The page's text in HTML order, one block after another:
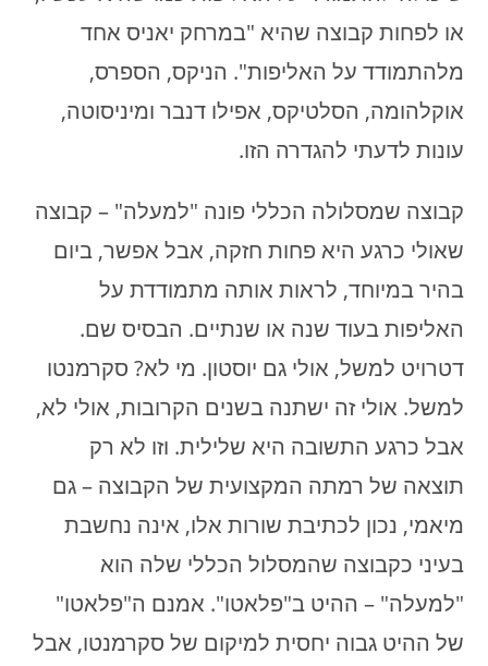
או לפחות קבוצה שהיא "במרחק יאניס אחד
מלהתמודד על האליפות". הניקס, הספרס,
אוקלהומה, הסלטיקס, אפילו דנבר ומיניסוטה,
עונות לדעתי להגדרה הזו.
קבוצה שמסלולה הכללי פונה "למעלה" – קבוצה
שאולי כרגע היא פחות חזקה, אבל אפשר, ביום
בהיר במיוחד, לראות אותה מתמודדת על
האליפות בעוד שנה או שנתיים. הבסיס שם.
דטרויט למשל, אולי גם יוסטון. מי לא? סקרמנטו
למשל. אולי זה ישתנה בשנים הקרובות, אולי לא,
אבל כרגע התשובה היא שלילית. וזו לא רק
תוצאה של רמתה המקצועית של הקבוצה – גם
מיאמי, נכון לכתיבת שורות אלו, אינה נחשבת
בעיני כקבוצה שהמסלול הכללי שלה הוא
"למעלה" – ההיט ב"פלאטו". אמנם ה"פלאטו"
של ההיט גבוה יחסית למיקום של סקרמנטו, אבל